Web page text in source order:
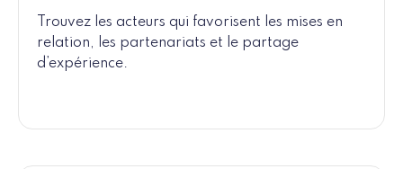
Trouvez les acteurs qui favorisent les mises en
relation, les partenariats et le partage
d’expérience.